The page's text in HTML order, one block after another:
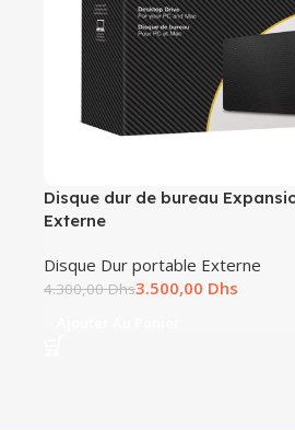
Disque dur de bureau
Externe
Disque Dur portable Externe
4.300,00Dhs3.500,00 Dhs